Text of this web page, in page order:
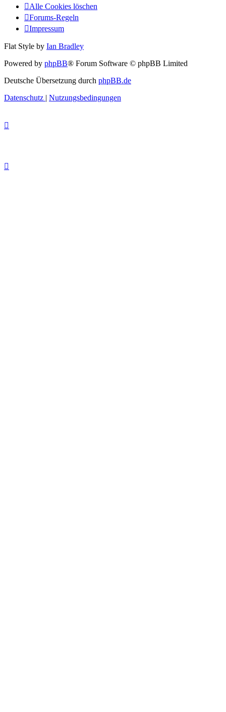
Alle Cookies löschen
Forums-Regeln
Impressum
Flat Style by Ian Bradley
Powered by phpBB® Forum Software © phpBB Limited
Deutsche Übersetzung durch phpBB.de
Datenschutz | Nutzungsbedingungen